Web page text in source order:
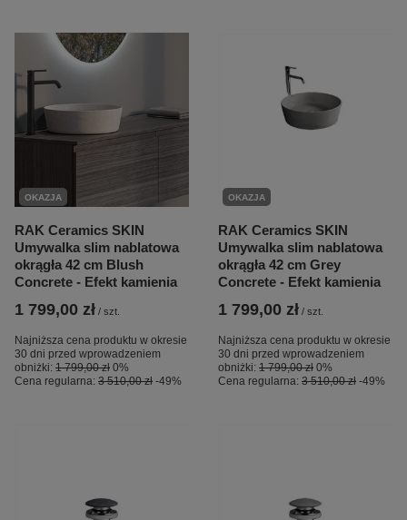
OKAZJA
RAK Ceramics SKIN
Umywalka slim nablatowa
okrągła 42 cm Blush
Concrete - Efekt kamienia
1 799,00 zł / szt.
Najniższa cena produktu w okresie
30 dni przed wprowadzeniem
obniżki: 1 799,00 zł 0%
Cena regularna: 3 510,00 zł -49%
OKAZJA
RAK Ceramics SKIN
Umywalka slim nablatowa
okrągła 42 cm Grey
Concrete - Efekt kamienia
1 799,00 zł / szt.
Najniższa cena produktu w okresie
30 dni przed wprowadzeniem
obniżki: 1 799,00 zł 0%
Cena regularna: 3 510,00 zł -49%